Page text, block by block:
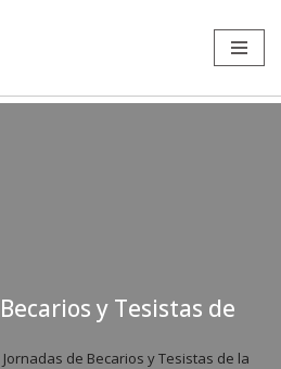
y Tesistas de
Jornadas de Becarios y Tesistas de la